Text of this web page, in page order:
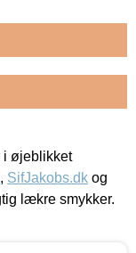
i øjeblikket
, SifJakobs.dk og
lækre smykker.